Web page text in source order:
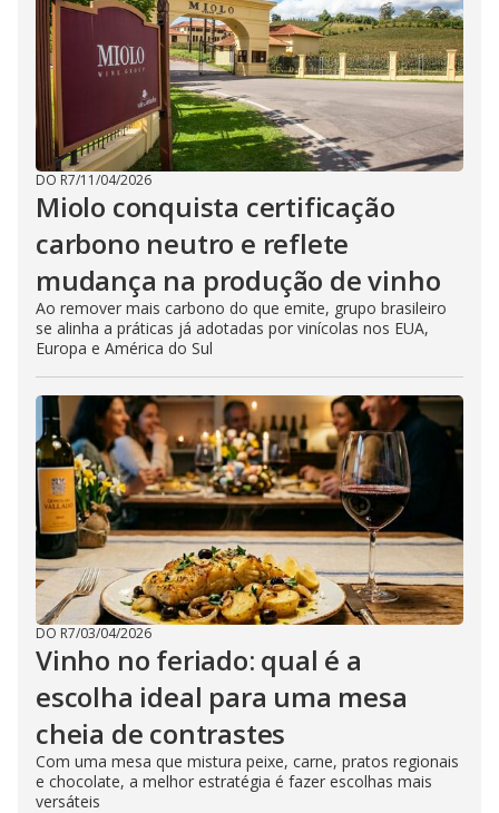
DO R7/11/04/2026
Miolo conquista certificação
carbono neutro e reflete
mudança na produção de vinho
Ao remover mais carbono do que emite, grupo brasileiro
se alinha a práticas já adotadas por vinícolas nos EUA,
Europa e América do Sul
DO R7/03/04/2026
Vinho no feriado: qual é a
escolha ideal para uma mesa
cheia de contrastes
Com uma mesa que mistura peixe, carne, pratos regionais
e chocolate, a melhor estratégia é fazer escolhas mais
versáteis